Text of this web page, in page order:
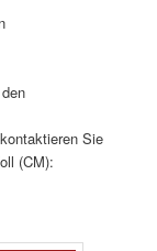
Sie
(CM):